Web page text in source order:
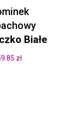
Białe
zł